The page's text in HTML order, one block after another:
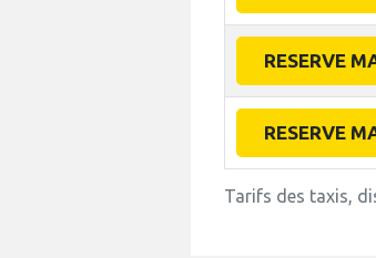
RESERVE
RESERVE
Tarifs des taxis,